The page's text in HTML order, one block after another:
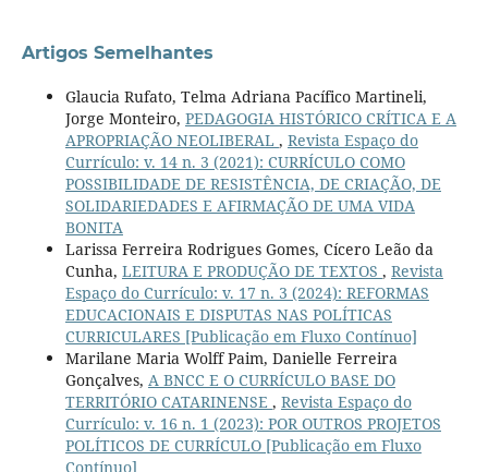
Artigos Semelhantes
Glaucia Rufato, Telma Adriana Pacífico Martineli,
Jorge Monteiro, PEDAGOGIA HISTÓRICO CRÍTICA E A
APROPRIAÇÃO NEOLIBERAL , Revista Espaço do
Currículo: v. 14 n. 3 (2021): CURRÍCULO COMO
POSSIBILIDADE DE RESISTÊNCIA, DE CRIAÇÃO, DE
SOLIDARIEDADES E AFIRMAÇÃO DE UMA VIDA
BONITA
Larissa Ferreira Rodrigues Gomes, Cícero Leão da
Cunha, LEITURA E PRODUÇÃO DE TEXTOS , Revista
Espaço do Currículo: v. 17 n. 3 (2024): REFORMAS
EDUCACIONAIS E DISPUTAS NAS POLÍTICAS
CURRICULARES [Publicação em Fluxo Contínuo]
Marilane Maria Wolff Paim, Danielle Ferreira
Gonçalves, A BNCC E O CURRÍCULO BASE DO
TERRITÓRIO CATARINENSE , Revista Espaço do
Currículo: v. 16 n. 1 (2023): POR OUTROS PROJETOS
POLÍTICOS DE CURRÍCULO [Publicação em Fluxo
Contínuo]